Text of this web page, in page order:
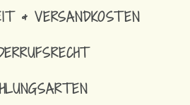
& VERSANDKOSTEN